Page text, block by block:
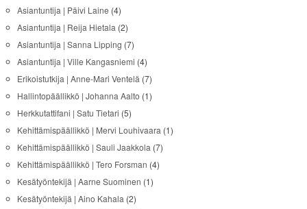
Asiantuntija | Päivi Laine (4)
Asiantuntija | Reija Hietala (2)
Asiantuntija | Sanna Lipping (7)
Asiantuntija | Ville Kangasniemi (4)
Erikoistutkija | Anne-Mari Ventelä (7)
Hallintopäällikkö | Johanna Aalto (1)
Herkkutattifani | Satu Tietari (5)
Kehittämispäällikkö | Mervi Louhivaara (1)
Kehittämispäällikkö | Sauli Jaakkola (7)
Kehittämispäällikkö | Tero Forsman (4)
Kesätyöntekijä | Aarne Suominen (1)
Kesätyöntekijä | Aino Kahala (2)